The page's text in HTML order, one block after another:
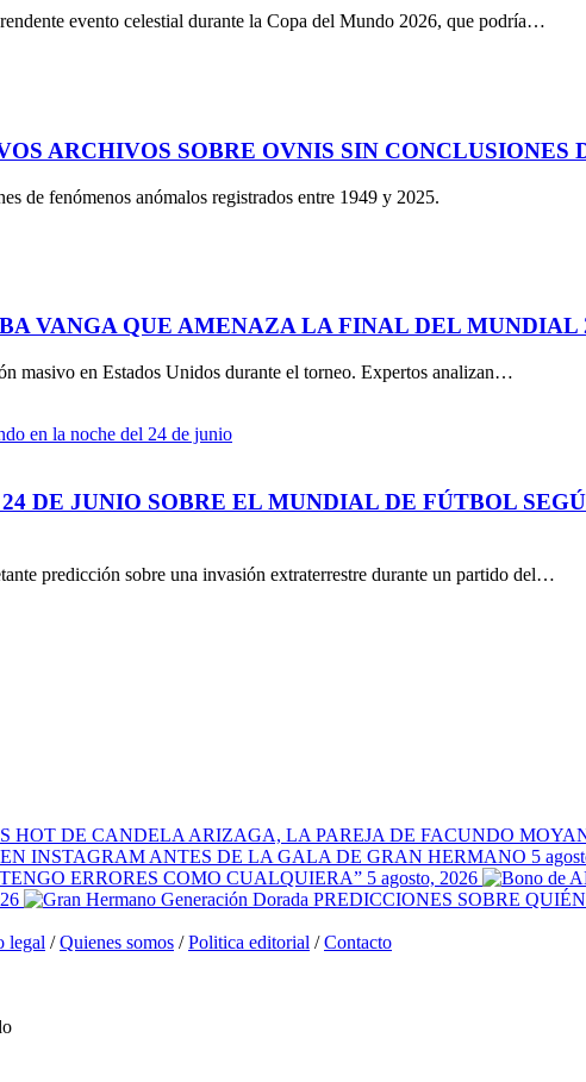
evento celestial durante la Copa del Mundo 2026, que podría…
ARCHIVOS SOBRE OVNIS SIN CONCLUSIONES
de fenómenos anómalos registrados entre 1949 y 2025.
VANGA QUE AMENAZA LA FINAL DEL MUNDIAL
masivo en Estados Unidos durante el torneo. Expertos analizan…
DE JUNIO SOBRE EL MUNDIAL DE FÚTBOL
predicción sobre una invasión extraterrestre durante un partido del…
HOT DE CANDELA ARIZAGA, LA PAREJA DE FACUNDO
INSTAGRAM ANTES DE LA GALA DE GRAN HERMANO 5
ERRORES COMO CUALQUIERA” 5 agosto, 2026
PREDICCIONES SOBRE
legal / Quienes somos / Politica editorial / Contacto